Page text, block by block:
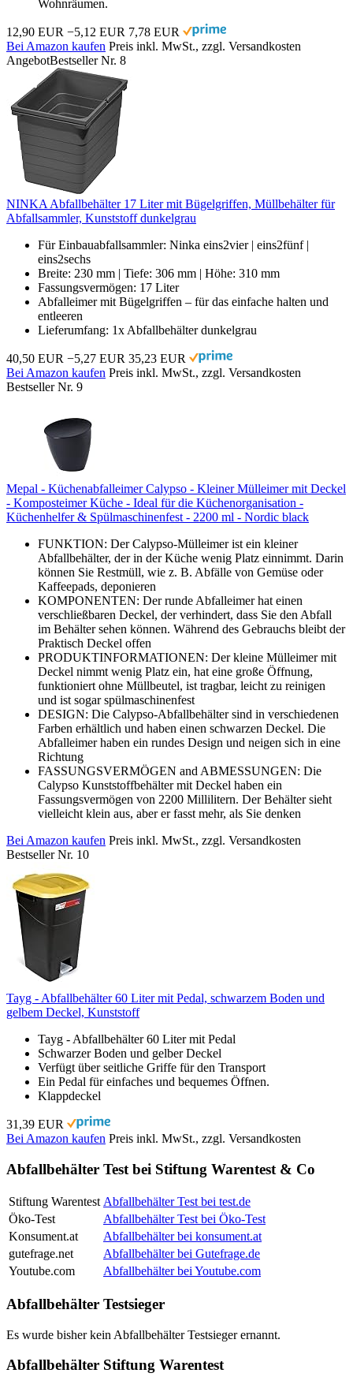
Wohnräumen.
12,90 EUR −5,12 EUR 7,78 EUR
Bei Amazon kaufen Preis inkl. MwSt., zzgl. Versandkosten
AngebotBestseller Nr. 8
NINKA Abfallbehälter 17 Liter mit Bügelgriffen, Müllbehälter für
Abfallsammler, Kunststoff dunkelgrau
Für Einbauabfallsammler: Ninka eins2vier | eins2fünf |
eins2sechs
Breite: 230 mm | Tiefe: 306 mm | Höhe: 310 mm
Fassungsvermögen: 17 Liter
Abfalleimer mit Bügelgriffen – für das einfache halten und
entleeren
Lieferumfang: 1x Abfallbehälter dunkelgrau
40,50 EUR −5,27 EUR 35,23 EUR
Bei Amazon kaufen Preis inkl. MwSt., zzgl. Versandkosten
Bestseller Nr. 9
Mepal - Küchenabfalleimer Calypso - Kleiner Mülleimer mit Deckel
- Komposteimer Küche - Ideal für die Küchenorganisation -
Küchenhelfer & Spülmaschinenfest - 2200 ml - Nordic black
FUNKTION: Der Calypso-Mülleimer ist ein kleiner
Abfallbehälter, der in der Küche wenig Platz einnimmt. Darin
können Sie Restmüll, wie z. B. Abfälle von Gemüse oder
Kaffeepads, deponieren
KOMPONENTEN: Der runde Abfalleimer hat einen
verschließbaren Deckel, der verhindert, dass Sie den Abfall
im Behälter sehen können. Während des Gebrauchs bleibt der
Praktisch Deckel offen
PRODUKTINFORMATIONEN: Der kleine Mülleimer mit
Deckel nimmt wenig Platz ein, hat eine große Öffnung,
funktioniert ohne Müllbeutel, ist tragbar, leicht zu reinigen
und ist sogar spülmaschinenfest
DESIGN: Die Calypso-Abfallbehälter sind in verschiedenen
Farben erhältlich und haben einen schwarzen Deckel. Die
Abfalleimer haben ein rundes Design und neigen sich in eine
Richtung
FASSUNGSVERMÖGEN and ABMESSUNGEN: Die
Calypso Kunststoffbehälter mit Deckel haben ein
Fassungsvermögen von 2200 Millilitern. Der Behälter sieht
vielleicht klein aus, aber er fasst mehr, als Sie denken
Bei Amazon kaufen Preis inkl. MwSt., zzgl. Versandkosten
Bestseller Nr. 10
Tayg - Abfallbehälter 60 Liter mit Pedal, schwarzem Boden und
gelbem Deckel, Kunststoff
Tayg - Abfallbehälter 60 Liter mit Pedal
Schwarzer Boden und gelber Deckel
Verfügt über seitliche Griffe für den Transport
Ein Pedal für einfaches und bequemes Öffnen.
Klappdeckel
31,39 EUR
Bei Amazon kaufen Preis inkl. MwSt., zzgl. Versandkosten
Abfallbehälter Test bei Stiftung Warentest & Co
Stiftung Warentest Abfallbehälter Test bei test.de
Öko-Test
Abfallbehälter Test bei Öko-Test
Konsument.at
Abfallbehälter bei konsument.at
gutefrage.net
Abfallbehälter bei Gutefrage.de
Youtube.com
Abfallbehälter bei Youtube.com
Abfallbehälter Testsieger
Es wurde bisher kein Abfallbehälter Testsieger ernannt.
Abfallbehälter Stiftung Warentest